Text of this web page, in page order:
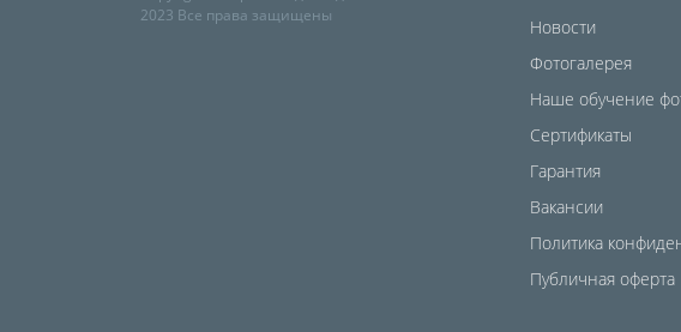
2023 Все права защищены
Новости
Фотогалерея
Наше обучение
Сертификаты
Гарантия
Вакансии
Политика
Публичная оферта